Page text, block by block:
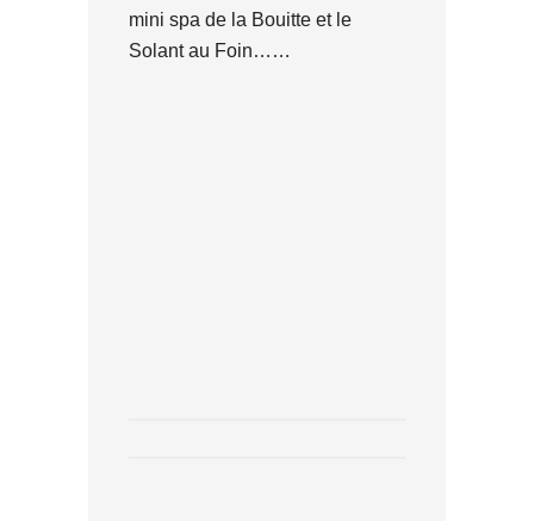
mini spa de la Bouitte et le
Solant au Foin……